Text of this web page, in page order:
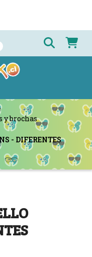
y brochas
- DIFERENTES